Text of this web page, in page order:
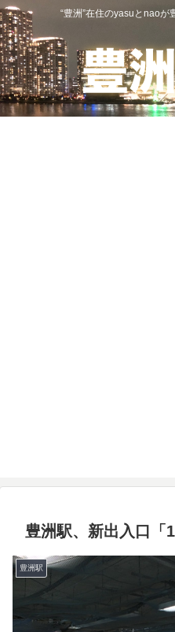
“豊洲”在住のyasuとnao
豊洲駅、新出入口「
豊洲駅